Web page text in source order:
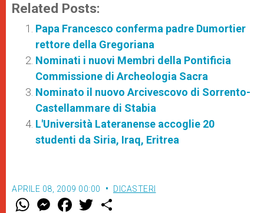
Related Posts:
Papa Francesco conferma padre Dumortier
rettore della Gregoriana
Nominati i nuovi Membri della Pontificia
Commissione di Archeologia Sacra
Nominato il nuovo Arcivescovo di Sorrento-
Castellammare di Stabia
L'Università Lateranense accoglie 20
studenti da Siria, Iraq, Eritrea
APRILE 08, 2009 00:00 DICASTERI
W M
e
F
a w